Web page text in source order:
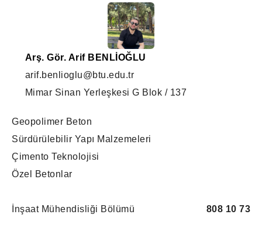
Arş. Gör. Arif BENLİOĞLU
arif.benlioglu@btu.edu.tr
Mimar Sinan Yerleşkesi G Blok / 137
Geopolimer Beton
Sürdürülebilir Yapı Malzemeleri
Çimento Teknolojisi
Özel Betonlar
808 10 73
İnşaat Mühendisliği Bölümü